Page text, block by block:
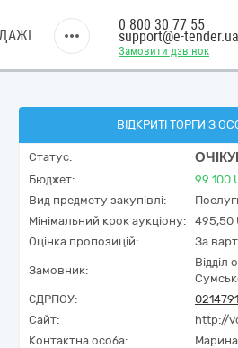
Замовити дзвінок
0 800 30 77 55
support@e-tender.ua
ВІДКРИТІ ТОРГИ З
Статус:
Бюджет: 99 100
Вид предмету закупівлі:
Мінімальний крок аукціону:
495,50
Оцінка пропозицій:
За
Замовник:
Відділ
ЄДРПОУ:
Сайт:
http://
Контактна особа: